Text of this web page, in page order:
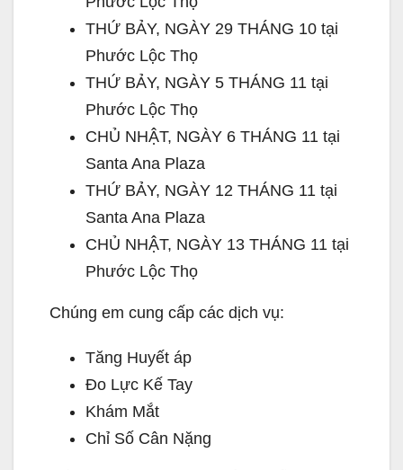
THỨ BẢY, NGÀY 29 THÁNG 10 tại
Phước Lộc Thọ
THỨ BẢY, NGÀY 5 THÁNG 11 tại
Phước Lộc Thọ
CHỦ NHẬT, NGÀY 6 THÁNG 11 tại
Santa Ana Plaza
THỨ BẢY, NGÀY 12 THÁNG 11 tại
Santa Ana Plaza
CHỦ NHẬT, NGÀY 13 THÁNG 11 tại
Phước Lộc Thọ
Chúng em cung cấp các dịch vụ:
Tăng Huyết áp
Đo Lực Kế Tay
Khám Mắt
Chỉ Số Cân Nặng